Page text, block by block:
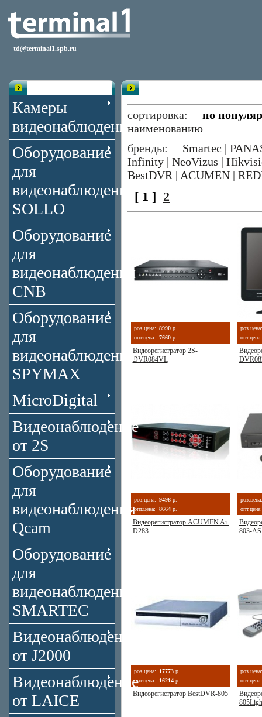
td@terminal1.spb.ru
Камеры
видеонаблюдения
Оборудование
для
видеонаблюдения
SOLLO
Оборудование
для
видеонаблюдения
CNB
Оборудование
для
видеонаблюдения
SPYMAX
MicroDigital
Видеонаблюдение
от 2S
Оборудование
для
видеонаблюдения
Qcam
Оборудование
для
видеонаблюдения
SMARTEC
Видеонаблюдение
от J2000
Видеонаблюдение
от LAICE
сортировка: по
наименованию
бренды: Smartec |
Infinity | NeoVizus |
BestDVR | ACUMEN |
[ 1 ] 2
роз.цена: 8990 р.
опт.цена:
7660 р.
Видеорегистратор 2S-
DVR084VL
роз.цена:
опт.цена:
роз.цена: 9498 р.
опт.цена:
8664 р.
Видеорегистратор ACUMEN Ai-
D283
роз.цена:
опт.цена:
803-AS
роз.цена: 17773 р.
опт.цена:
16214 р.
Видеорегистратор BestDVR-805
роз.цена:
опт.цена: